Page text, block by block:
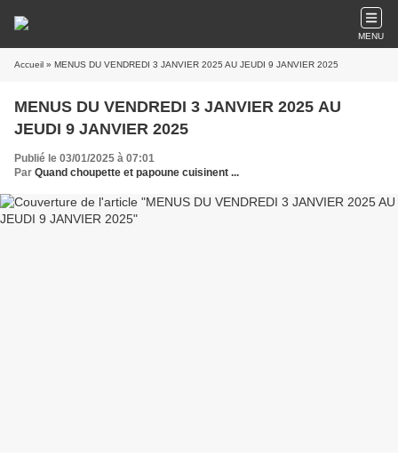
MENU
Accueil » MENUS DU VENDREDI 3 JANVIER 2025 AU JEUDI 9 JANVIER 2025
MENUS DU VENDREDI 3 JANVIER 2025 AU
JEUDI 9 JANVIER 2025
Publié le 03/01/2025 à 07:01
Par Quand choupette et papoune cuisinent ...